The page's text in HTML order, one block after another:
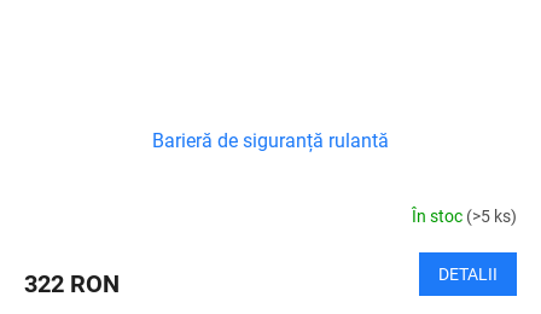
Barieră de siguranță rulantă
În stoc (>5 ks)
322 RON DETALII